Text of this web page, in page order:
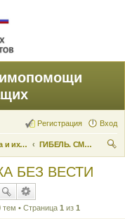
Вход
Регистрация
Ваши права и их реализация
ГИБЕЛЬ. СМЕРТЬ. ПРОПАЖА БЕЗ ВЕСТИ
БЕЗ ВЕСТИ
тем • Страница 1 из 1